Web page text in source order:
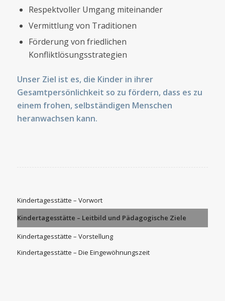
Respektvoller Umgang miteinander
Vermittlung von Traditionen
Förderung von friedlichen
Konfliktlösungsstrategien
Unser Ziel ist es, die Kinder in ihrer
Gesamtpersönlichkeit so zu fördern, dass es zu
einem frohen, selbständigen Menschen
heranwachsen kann.
Kindertagesstätte – Vorwort
Kindertagesstätte – Leitbild und Pädagogische Ziele
Kindertagesstätte – Vorstellung
Kindertagesstätte – Die Eingewöhnungszeit